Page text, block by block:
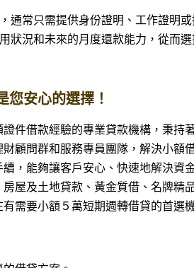
通常只需提供身份證明、工作證明
狀況和未來的月度還款能力，從而
安心的選擇！
件借款經驗的專業貸款機構，秉持
顧問群和服務專員團隊，解決小額
，能夠讓客戶安心、快速地解決資
屋及土地貸款、黃金質借、名牌精
需要小額５萬短期週轉借貸的首選